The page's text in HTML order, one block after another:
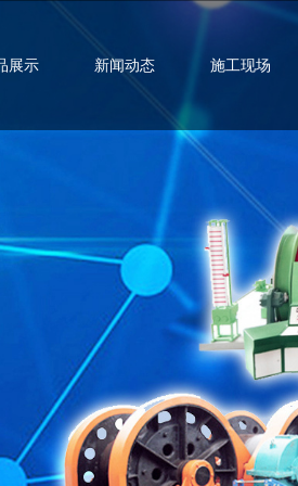
展示 新闻动态 施工现场